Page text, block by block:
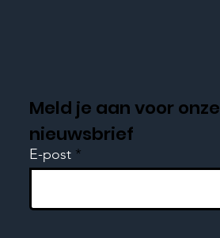
Meld je aan voor onze
nieuwsbrief
E-post